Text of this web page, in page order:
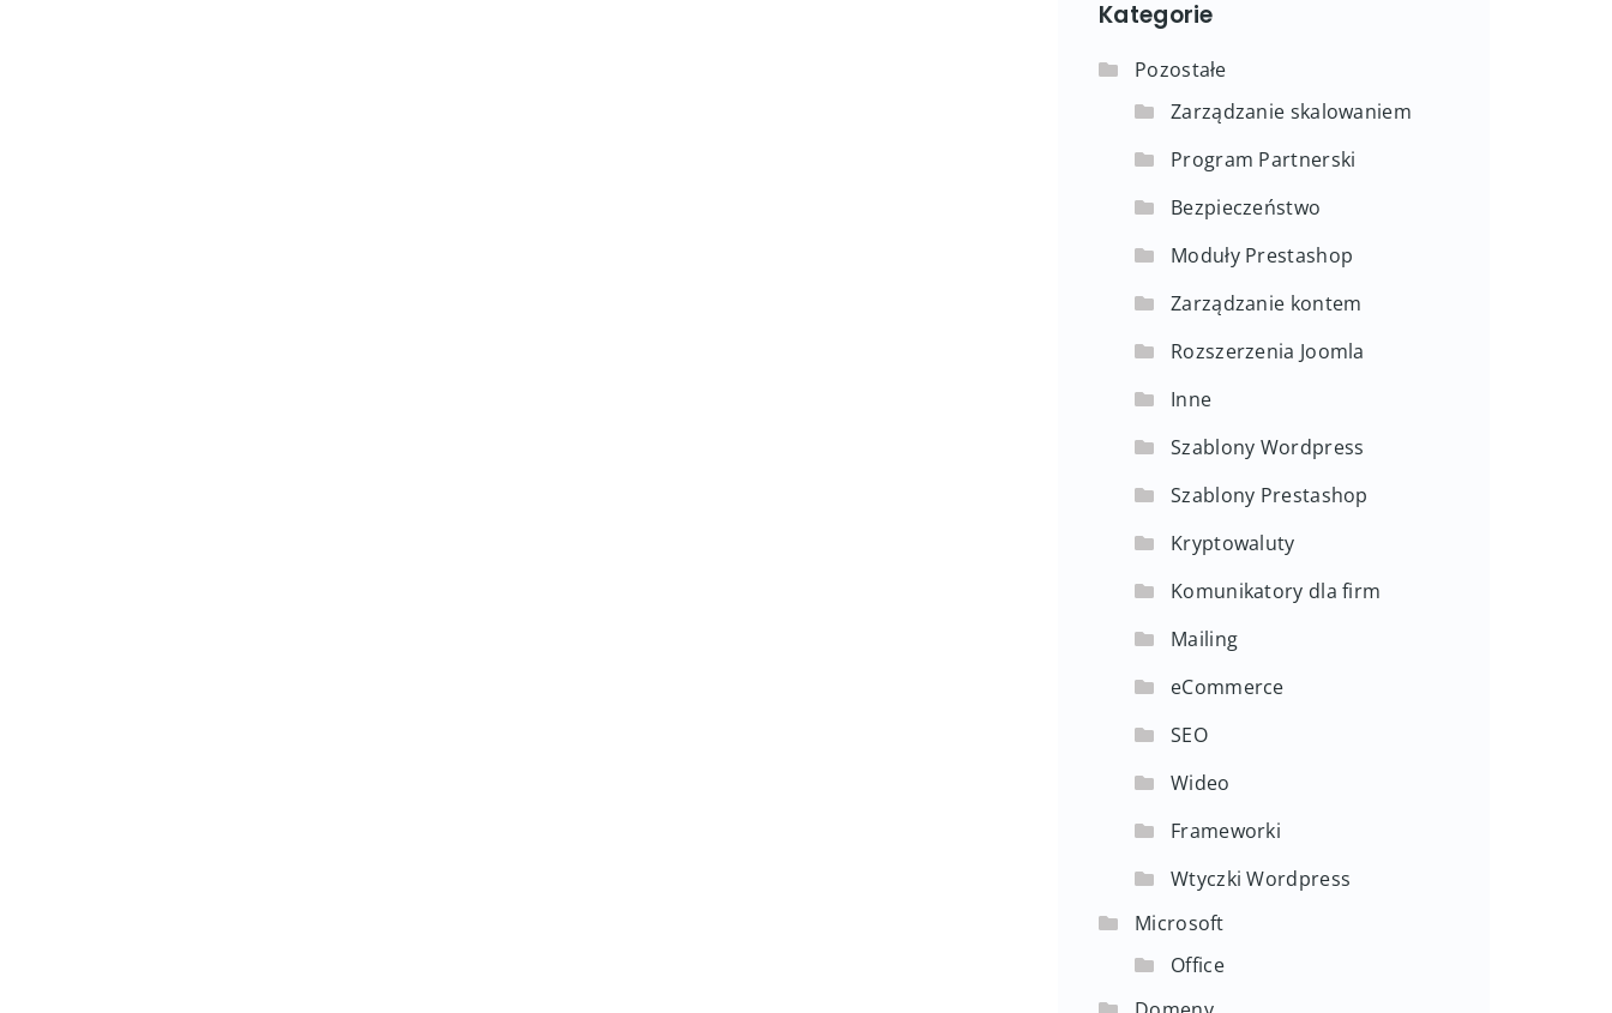
Kategorie
Pozostałe
Zarządzanie skalowaniem
Program Partnerski
Bezpieczeństwo
Moduły Prestashop
Zarządzanie kontem
Rozszerzenia Joomla
Inne
Szablony Wordpress
Szablony Prestashop
Kryptowaluty
Komunikatory dla firm
Mailing
eCommerce
SEO
Wideo
Frameworki
Wtyczki Wordpress
Microsoft
Office